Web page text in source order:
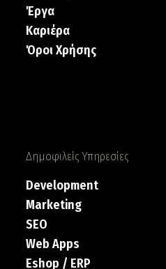
Έργα
Καριέρα
Όροι Χρήσης
Δημοφιλείς Υπηρεσίες
Development
Marketing
SEO
Web Apps
Eshop / ERP